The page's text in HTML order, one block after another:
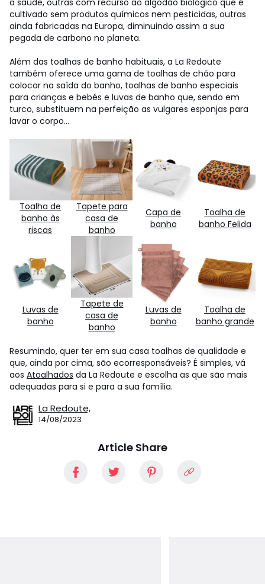
cultivado sem produtos químicos nem pesticidas, outras
ainda fabricadas na Europa, diminuindo assim a sua
pegada de carbono no planeta.
Além das toalhas de banho habituais, a La Redoute
também oferece uma gama de toalhas de chão para
colocar na saída do banho, toalhas de banho especiais
para crianças e bebés e luvas de banho que, sendo em
turco, substituem na perfeição as vulgares esponjas para
lavar o corpo...
Toalha de
banho às
riscas
Tapete para
casa de
banho
Capa de
banho
Toalha de
banho Felida
Luvas de
banho
Tapete de
casa de
banho
Luvas de
banho
Toalha de
banho grande
Resumindo, quer ter em sua casa toalhas de qualidade e
que, ainda por cima, são ecorresponsáveis? É simples, vá
aos Atoalhados da La Redoute e escolha as que são mais
adequadas para si e para a sua família.
La Redoute,
14/08/2023
Article Share